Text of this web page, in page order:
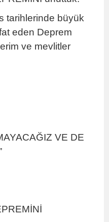
tarihlerinde büyük
eden Deprem
ve mevlitler
VE DE